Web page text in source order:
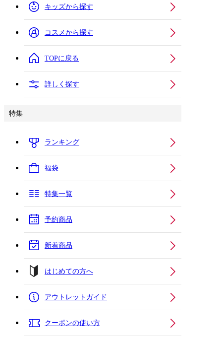
キッズから探す
コスメから探す
TOPに戻る
詳しく探す
特集
ランキング
福袋
特集一覧
予約商品
新着商品
はじめての方へ
アウトレットガイド
クーポンの使い方